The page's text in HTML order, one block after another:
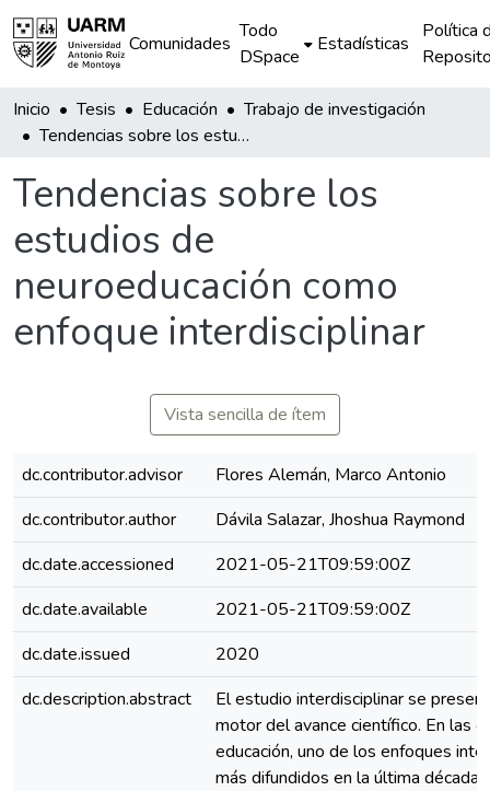
Comunidades
Todo
DSpace
Estadísticas
Política
Inicio Tesis Educación
Trabajo de investigación
Tendencias sobre los estudios de neuroeducación como enfoque interdisciplinar
Tendencias sobre los
estudios de
neuroeducación como
enfoque interdisciplinar
Vista sencilla de ítem
dc.contributor.advisor
Flores Alemán, Marco Antonio
dc.contributor.author
Dávila Salazar, Jhoshua Raymond
dc.date.accessioned
2021-05-21T09:59:00Z
dc.date.available
2021-05-21T09:59:00Z
dc.date.issued
2020
dc.description.abstract
El estudio interdisciplinar se
motor del avance científico. En las
educación, uno de los enfoques
más difundidos en la última década